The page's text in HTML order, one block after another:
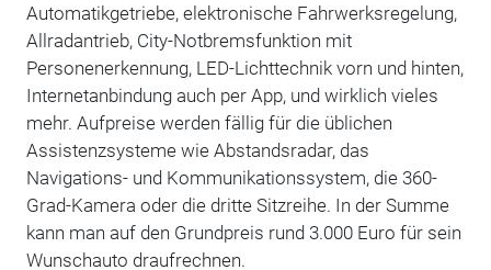
Automatikgetriebe, elektronische Fahrwerksregelung,
Allradantrieb, City-Notbremsfunktion mit
Personenerkennung, LED-Lichttechnik vorn und hinten,
Internetanbindung auch per App, und wirklich vieles
mehr. Aufpreise werden fällig für die üblichen
Assistenzsysteme wie Abstandsradar, das
Navigations- und Kommunikationssystem, die 360-
Grad-Kamera oder die dritte Sitzreihe. In der Summe
kann man auf den Grundpreis rund 3.000 Euro für sein
Wunschauto draufrechnen.